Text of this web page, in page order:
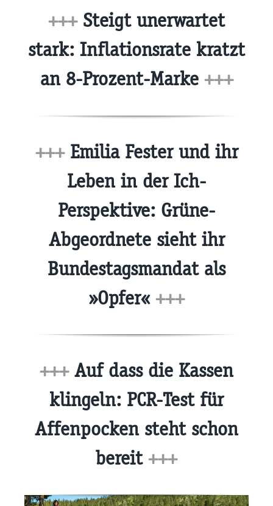
+++Steigt unerwartet
stark: Inflationsrate kratzt
an 8-Prozent-Marke +++
+++Emilia Fester und ihr
Leben in der Ich-
Perspektive: Grüne-
Abgeordnete sieht ihr
Bundestagsmandat als
»Opfer« +++
+++Auf dass die Kassen
klingeln: PCR-Test für
Affenpocken steht schon
bereit +++